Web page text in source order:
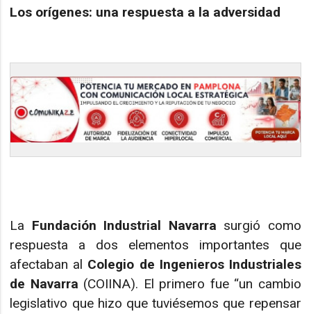
Los orígenes: una respuesta a la adversidad
La Fundación Industrial Navarra surgió como
respuesta a dos elementos importantes que
afectaban al Colegio de Ingenieros Industriales
de Navarra (COIINA). El primero fue “un cambio
legislativo que hizo que tuviésemos que repensar